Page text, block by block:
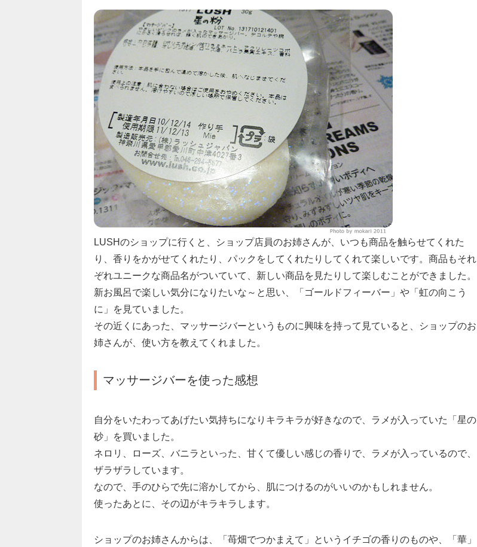
LUSHのショップに行くと、ショップ店員のお姉さんが、いつも商品を触らせてくれた
り、香りをかがせてくれたり、パックをしてくれたりしてくれて楽しいです。商品もそれ
ぞれユニークな商品名がついていて、新しい商品を見たりして楽しむことができました。
新お風呂で楽しい気分になりたいな～と思い、「ゴールドフィーバー」や「虹の向こう
に」を見ていました。
その近くにあった、マッサージバーというものに興味を持って見ていると、ショップのお
姉さんが、使い方を教えてくれました。
マッサージバーを使った感想
自分をいたわってあげたい気持ちになりキラキラが好きなので、ラメが入っていた「星の
砂」を買いました。
ネロリ、ローズ、バニラといった、甘くて優しい感じの香りで、ラメが入っているので、
ザラザラしています。
なので、手のひらで先に溶かしてから、肌につけるのがいいのかもしれません。
使ったあとに、その辺がキラキラします。
ショップのお姉さんからは、「苺畑でつかまえて」というイチゴの香りのものや、「華」